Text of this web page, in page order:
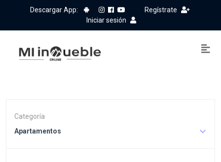
Descargar App:
Regístrate
Iniciar sesión
Categoría
Apartamentos